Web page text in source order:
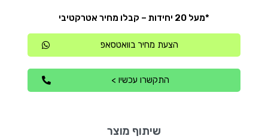
*מעל 20 יחידות – קבלו מחיר אטרקטיבי
הצעת מחיר בוואטסאפ
התקשרו עכשיו >
שיתוף מוצר